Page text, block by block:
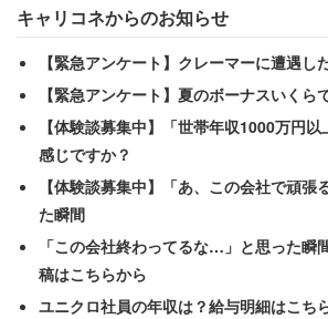
ろうか。現在、男性は異業種に転職。
日。残業代・休日出勤代は支給された
けているようだ。
キャリコネからのお知らせ
【緊急アンケート】クレーマーに遭遇し
【緊急アンケート】夏のボーナスいくら
【体験談募集中】「世帯年収1000万円
感じですか？
【体験談募集中】「あ、この会社で頑張
た瞬間
「この会社終わってるな…」と思った
稿はこちらから
ユニクロ社員の年収は？給与明細はこち